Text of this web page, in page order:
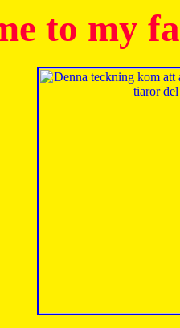
to my